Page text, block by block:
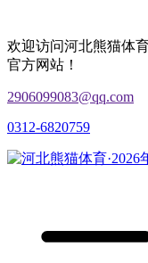
欢迎访问河北熊猫体
官方网站！
2906099083@qq.com
0312-6820759